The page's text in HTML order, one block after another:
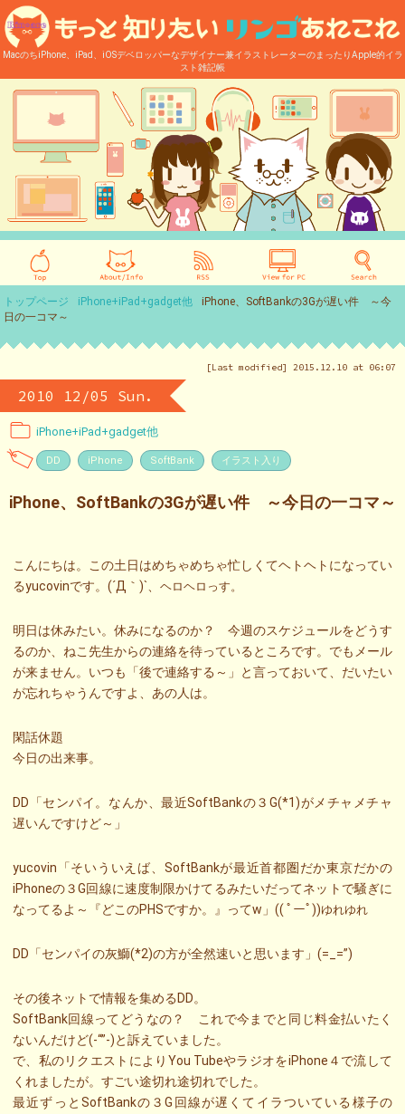
MacのちiPhone、iPad、iOSデベロッパーなデザイナー兼イラストレーターのまったりApple的イラ
スト雑記帳
トップページ iPhone+iPad+gadget他
iPhone、SoftBankの3Gが遅い件 ～今
日の一コマ～
[Last modified] 2015.12.10 at 06:07
2010 12/05 Sun.
iPhone+iPad+gadget他
DD iPhone SoftBank イラスト入り
iPhone、SoftBankの3Gが遅い件 ～今日の一コマ～
こんにちは。この土日はめちゃめちゃ忙しくてヘトヘトになってい
るyucovinです。(´Д｀)`、 ヘロヘロっす。
明日は休みたい。休みになるのか？ 今週のスケジュールをどうす
るのか、ねこ先生からの連絡を待っているところです。でもメール
が来ません。いつも「後で連絡する～」と言っておいて、だいたい
が忘れちゃうんですよ、あの人は。
閑話休題
今日の出来事。
DD「センパイ。なんか、最近SoftBankの３G(*1)がメチャメチャ
遅いんですけど～」
yucovin「そいういえば、SoftBankが最近首都圏だか東京だかの
iPhoneの３G回線に速度制限かけてるみたいだってネットで騒ぎに
なってるよ～『どこのPHSですか。』ってw」(( ﾟーﾟ))ゆれゆれ
DD「センパイの灰鰤(*2)の方が全然速いと思います」(=_=”)
その後ネットで情報を集めるDD。
SoftBank回線ってどうなの？ これで今までと同じ料金払いたく
ないんだけど(-“”-)と訴えていました。
で、私のリクエストによりYou TubeやラジオをiPhone４で流して
くれましたが。すごい途切れ途切れでした。
最近ずっとSoftBankの３G回線が遅くてイラついている様子の